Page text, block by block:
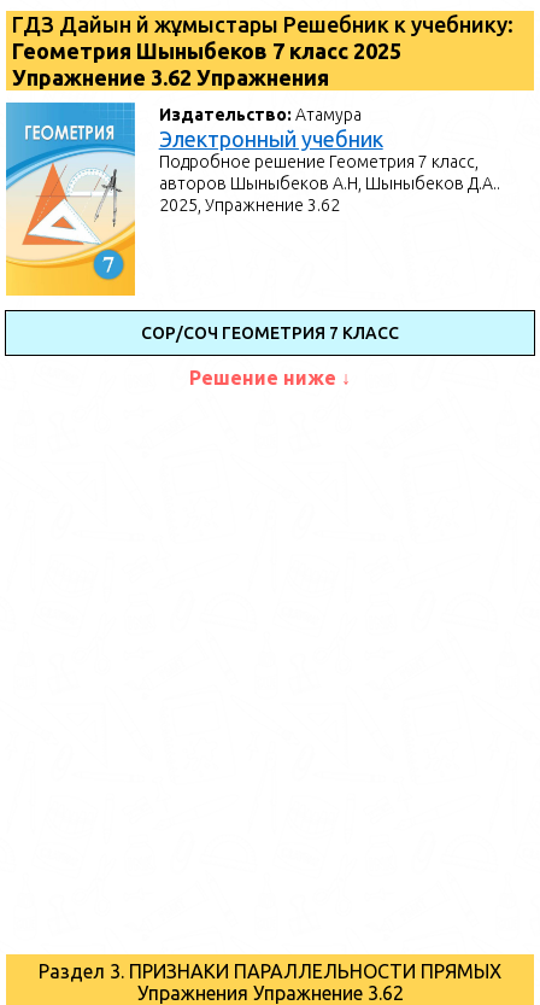
ГДЗ Дайын үй жұмыстары Решебник к учебнику:
Геометрия Шыныбеков 7 класс 2025
Упражнение 3.62 Упражнения
Издательство:Атамура
Электронный учебник
Подробное решение Геометрия 7 класс,
авторов Шыныбеков А.Н, Шыныбеков Д.А..
2025, Упражнение 3.62
СОР/СОЧ ГЕОМЕТРИЯ 7 КЛАСС
Решение ниже ↓
Раздел 3. ПРИЗНАКИ ПАРАЛЛЕЛЬНОСТИ ПРЯМЫХ
Упражнения Упражнение 3.62